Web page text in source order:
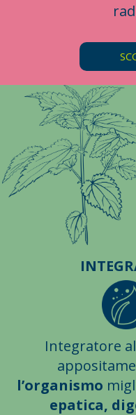
Integratore
l’organismo
epatica,